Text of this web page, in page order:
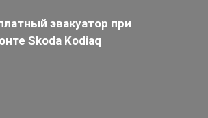
эвакуатор при
Skoda Kodiaq